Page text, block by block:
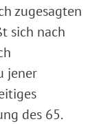
zugesagten
sich nach
jener
des 65.